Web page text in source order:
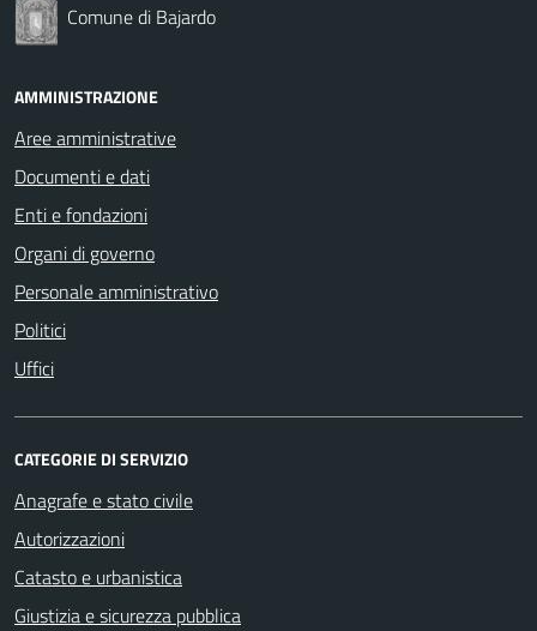
Comune di Bajardo
AMMINISTRAZIONE
Aree amministrative
Documenti e dati
Enti e fondazioni
Organi di governo
Personale amministrativo
Politici
Uffici
CATEGORIE DI SERVIZIO
Anagrafe e stato civile
Autorizzazioni
Catasto e urbanistica
Giustizia e sicurezza pubblica